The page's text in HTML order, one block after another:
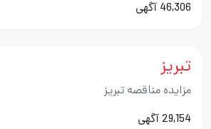
46,306 آگهی
تبریز
مزایده مناقصه تبریز
29,154 آگهی